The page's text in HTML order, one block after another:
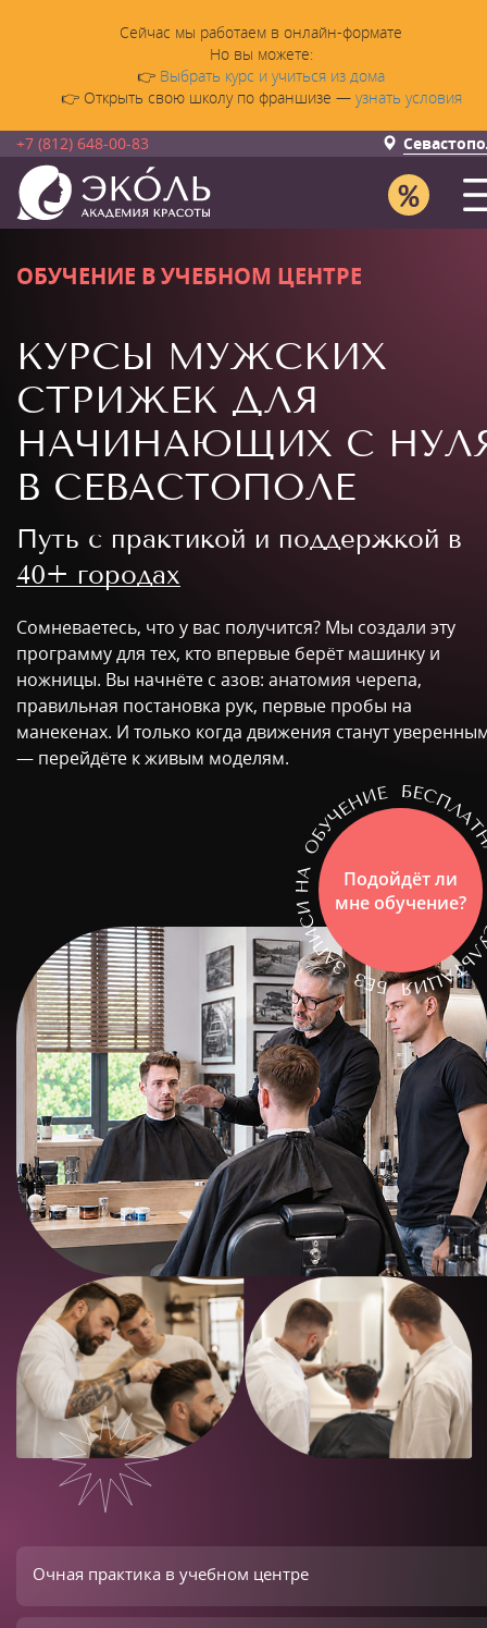
Сейчас мы работаем в онлайн-формате
Но вы можете:
👉 Выбрать курс и учиться из дома
👉 Открыть свою школу по франшизе — узнать условия
+7 (812) 648-00-83
ОБУЧЕНИЕ В УЧЕБНОМ ЦЕНТРЕ
КУРСЫ МУЖСКИХ
СТРИЖЕК ДЛЯ
НАЧИНАЮЩИХ С
В СЕВАСТОПОЛЕ
Путь с практикой и поддержкой в
40+ городах
Сомневаетесь, что у вас получится? Мы создали эту
программу для тех, кто впервые берёт машинку и
ножницы. Вы начнёте с азов: анатомия черепа,
правильная постановка рук, первые пробы на
манекенах. И только когда движения станут
— перейдёте к живым моделям.
Подойдёт ли
мне обучение?
Очная практика в учебном центре